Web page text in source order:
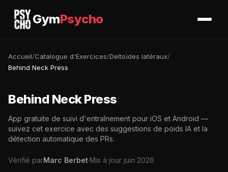
GymPsycho
Accueil/Catalogue d'Exercices/Deltoïdes latéraux/
Behind Neck Press
Behind Neck Press
App gratuite de suivi d'entraînement pour iOS et Android —
suivez cet exercice avec des suggestions de poids IA et la
détection automatique des PRs.
Vérifié parMarc Berbet·Mis à jour juin 2026